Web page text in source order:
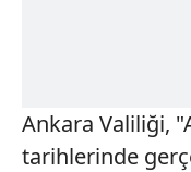
Ankara Valiliği,
tarihlerinde